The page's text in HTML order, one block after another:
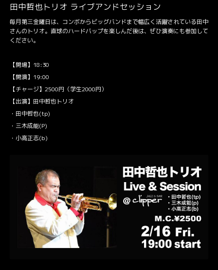
田中哲也トリオ ライブアンドセッション
毎月第三金曜日は、コンボからビッグバンドまで幅広く活躍されている田中
さんのトリオ。直球のハードバップを楽しんだ後は、ぜひ演奏にも参加して
ください。
【開場】18:30
【開演】19:00
【チャージ】2500円（学生2000円）
【出演】田中哲也トリオ
・田中哲也(tp)
・三木成能(P)
・小高正志(b)